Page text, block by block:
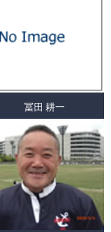
冨田 耕一